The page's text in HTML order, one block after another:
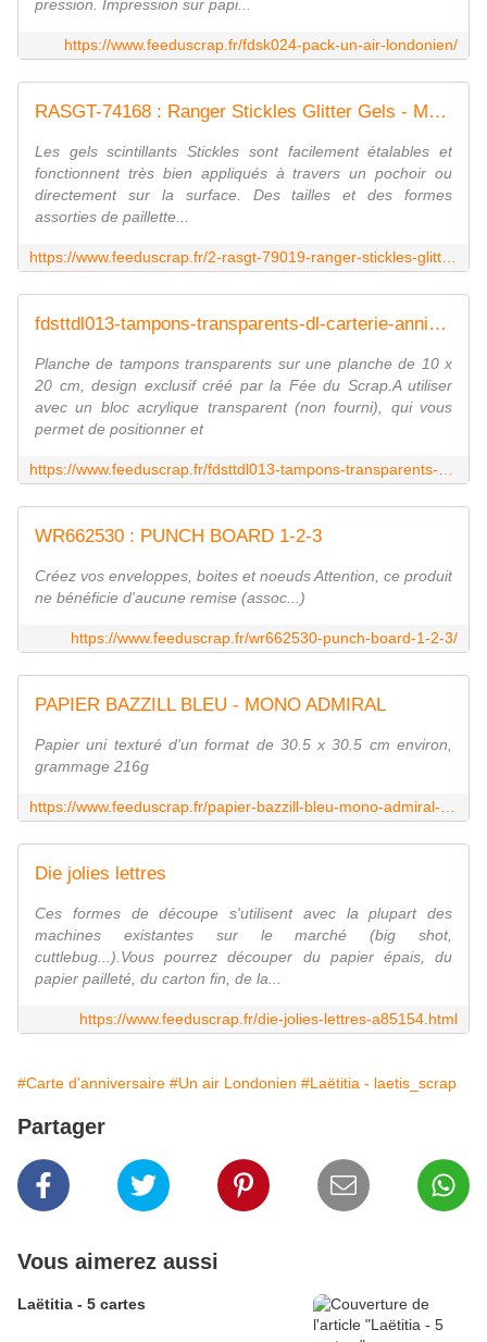
pression. Impression sur papi...
https://www.feeduscrap.fr/fdsk024-pack-un-air-londonien/
RASGT-74168 : Ranger Stickles Glitter Gels - Mars fee du scrap
Les gels scintillants Stickles sont facilement étalables et
fonctionnent très bien appliqués à travers un pochoir ou
directement sur la surface. Des tailles et des formes
assorties de paillette...
fdsttdl013-tampons-transparents-dl-carterie-anniversaire FEE DU SCRAP
Planche de tampons transparents sur une planche de 10 x
20 cm, design exclusif créé par la Fée du Scrap.A utiliser
avec un bloc acrylique transparent (non fourni), qui vous
permet de positionner et
WR662530 : PUNCH BOARD 1-2-3
Créez vos enveloppes, boites et noeuds Attention, ce produit
ne bénéficie d'aucune remise (assoc...)
https://www.feeduscrap.fr/wr662530-punch-board-1-2-3/
PAPIER BAZZILL BLEU - MONO ADMIRAL
Papier uni texturé d'un format de 30.5 x 30.5 cm environ,
grammage 216g
Die jolies lettres
Ces formes de découpe s'utilisent avec la plupart des
machines existantes sur le marché (big shot,
cuttlebug...).Vous pourrez découper du papier épais, du
papier pailleté, du carton fin, de la...
https://www.feeduscrap.fr/die-jolies-lettres-a85154.html
#Carte d'anniversaire #Un air Londonien #Laëtitia - laetis_scrap
Partager
Vous aimerez aussi
Laëtitia - 5 cartes